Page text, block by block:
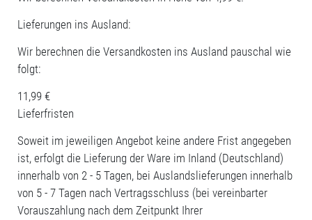
Lieferungen ins Ausland:
Wir berechnen die Versandkosten ins Ausland pauschal wie
folgt:
11,99 €
Lieferfristen
Soweit im jeweiligen Angebot keine andere Frist angegeben
ist, erfolgt die Lieferung der Ware im Inland (Deutschland)
innerhalb von 2 - 5 Tagen, bei Auslandslieferungen innerhalb
von 5 - 7 Tagen nach Vertragsschluss (bei vereinbarter
Vorauszahlung nach dem Zeitpunkt Ihrer